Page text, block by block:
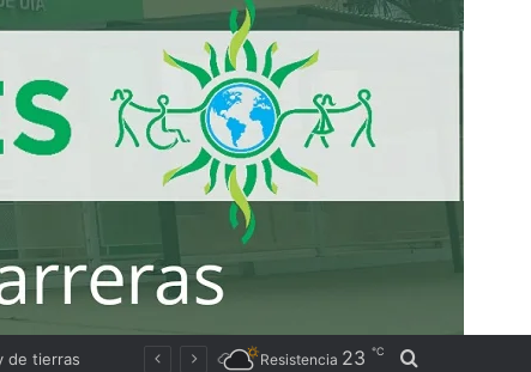
Resistencia 23 ℃ Buscar por